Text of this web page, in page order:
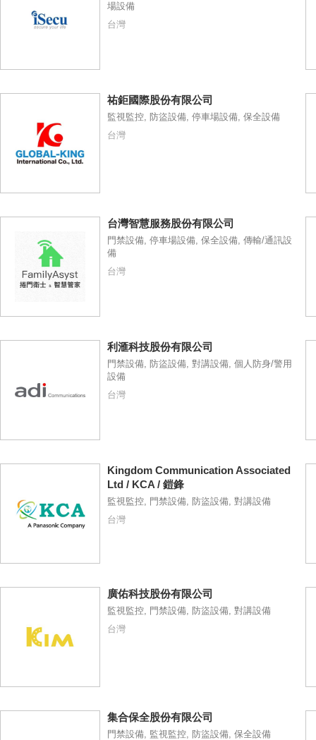
場設備
台灣
祐鉅國際股份有限公司
監視監控, 防盜設備, 停車場設備, 保全設備
台灣
台灣智慧服務股份有限公司
門禁設備, 停車場設備, 保全設備, 傳輸/通訊設
備
台灣
利滙科技股份有限公司
門禁設備, 防盜設備, 對講設備, 個人防身/警用
設備
台灣
Kingdom Communication Associated
Ltd / KCA / 鎧鋒
監視監控, 門禁設備, 防盜設備, 對講設備
台灣
廣佑科技股份有限公司
監視監控, 門禁設備, 防盜設備, 對講設備
台灣
集合保全股份有限公司
門禁設備, 監視監控, 防盜設備, 保全設備